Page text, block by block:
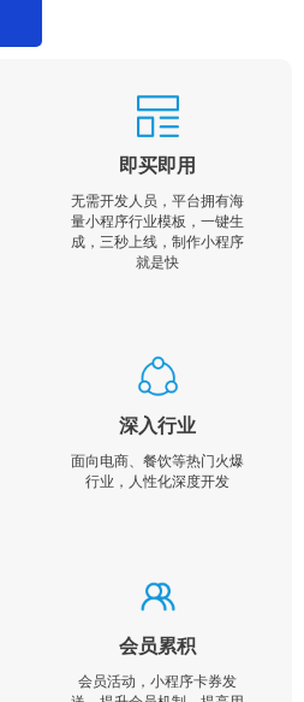
即买即用
无需开发人员，平台拥有海
量小程序行业模板，一键生
成，三秒上线，制作小程序
就是快
深入行业
面向电商、餐饮等热门火爆
行业，人性化深度开发
会员累积
会员活动，小程序卡券发